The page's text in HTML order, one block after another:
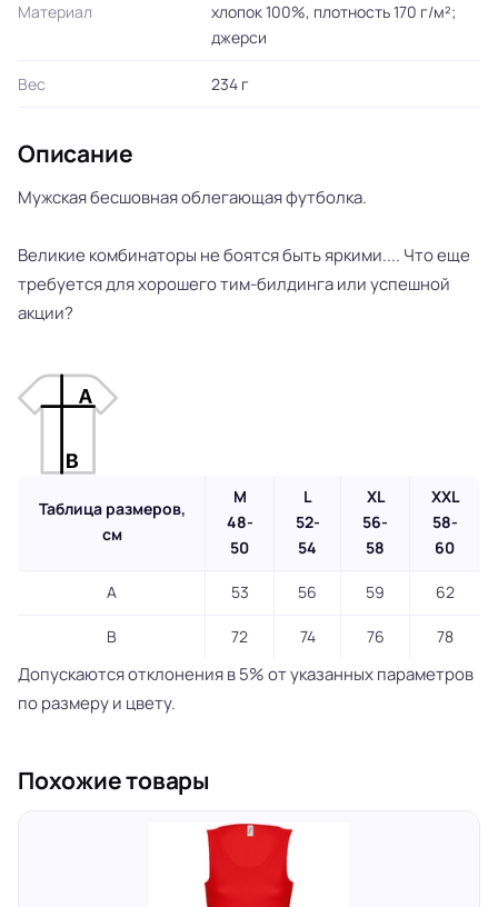
Материал
хлопок 100%, плотность 170 г/м²;
джерси
Вес 234 г
Описание
Мужская бесшовная облегающая футболка.
Великие комбинаторы не боятся быть яркими.... Что еще
требуется для хорошего тим-билдинга или успешной
акции?
Таблица размеров,
см
M
48-
50
L
52-
54
XL
56-
58
XXL
58-
60
A 53 56 59 62
B 72 74 76 78
Допускаются отклонения в 5% от указанных параметров
по размеру и цвету.
Похожие товары